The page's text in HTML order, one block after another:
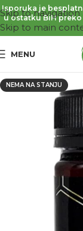
Skip to navigation
Skip to main
Isporuka je
u ostatku BiH preko
MENU
NEMA NA STANJU